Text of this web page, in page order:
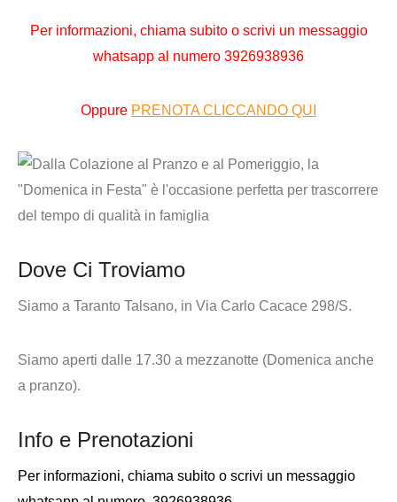
Per informazioni, chiama subito o scrivi un messaggio
whatsapp al numero 3926938936
Oppure PRENOTA CLICCANDO QUI
Dove Ci Troviamo
Siamo a Taranto Talsano, in Via Carlo Cacace 298/S.
Siamo aperti dalle 17.30 a mezzanotte (Domenica anche
a pranzo).
Info e Prenotazioni
Per informazioni, chiama subito o scrivi un messaggio